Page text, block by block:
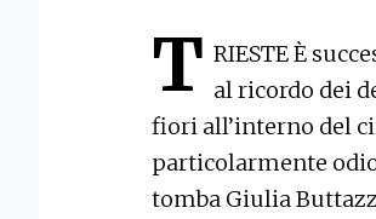
T RIESTE È
al ricordo dei
fiori all’interno del
particolarmente
tomba Giulia